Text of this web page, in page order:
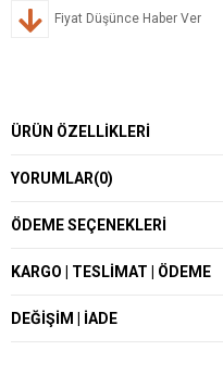
Fiyat Düşünce Haber Ver
ÜRÜN ÖZELLIKLERI
YORUMLAR(0)
ÖDEME SEÇENEKLERI
KARGO | TESLİMAT | ÖDEME
DEĞİŞİM | İADE